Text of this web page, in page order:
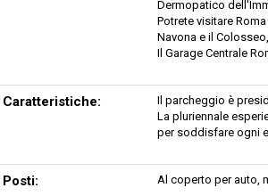
Dermopatico
Potrete visitare
Navona e il
Il Garage Centrale
Caratteristiche:
Il parcheggio è
La pluriennale
per soddisfare ogni
Posti: Al coperto per auto,